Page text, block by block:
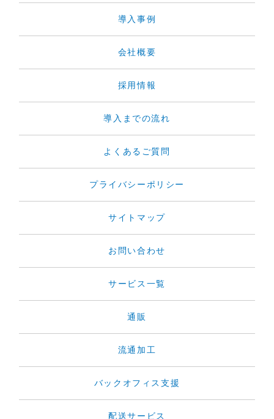
導入事例
会社概要
採用情報
導入までの流れ
よくあるご質問
プライバシーポリシー
サイトマップ
お問い合わせ
サービス一覧
通販
流通加工
バックオフィス支援
配送サービス